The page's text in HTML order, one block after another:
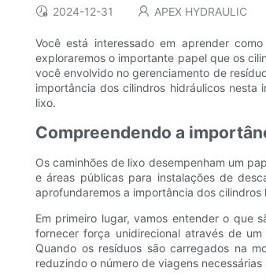
2024-12-31 APEX HYDRAULIC
Você está interessado em aprender
exploraremos o importante papel que os
você envolvido no gerenciamento de
importância dos cilindros hidráulicos
lixo.
Compreendendo a
Os caminhões de lixo desempenham um
e áreas públicas para instalações de
aprofundaremos a importância dos
Em primeiro lugar, vamos entender o que
fornecer força unidirecional através de
Quando os resíduos são carregados na
reduzindo o número de viagens